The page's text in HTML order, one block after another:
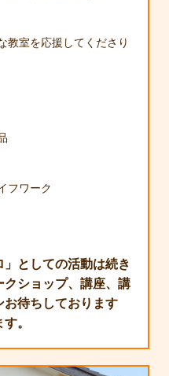
教室を応援してくださり
フワーク
としての活動は続き
ショップ、講座、講
待ちしております
。